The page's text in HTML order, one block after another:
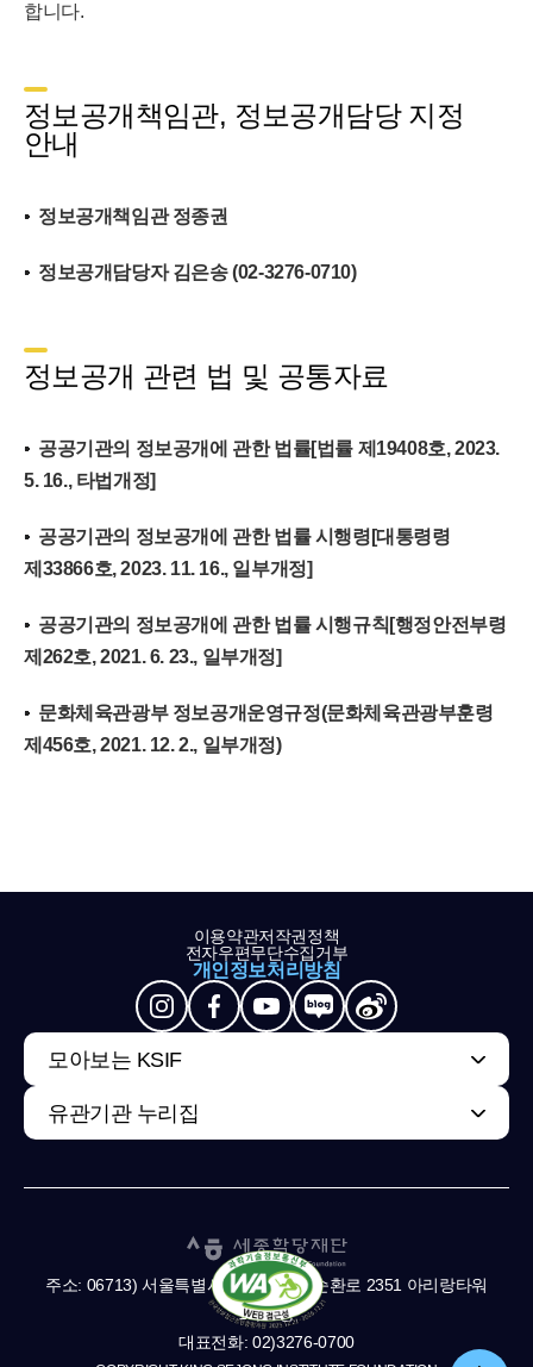
합니다.
정보공개책임관, 정보공개담당 지정
안내
정보공개책임관 정종권
정보공개담당자 김은송 (02-3276-0710)
정보공개 관련 법 및 공통자료
공공기관의 정보공개에 관한 법률[법률 제19408호, 2023.
5. 16., 타법개정]
공공기관의 정보공개에 관한 법률 시행령[대통령령
제33866호, 2023. 11. 16., 일부개정]
공공기관의 정보공개에 관한 법률 시행규칙[행정안전부령
제262호, 2021. 6. 23., 일부개정]
문화체육관광부 정보공개운영규정(문화체육관광부훈령
제456호, 2021. 12. 2., 일부개정)
이용약관저작권정책
전자우편무단수집거부
개인정보처리방침
모아보는 KSIF
유관기관 누리집
주소: 06713) 서울특별시 서초구 남부순환로 2351 아리랑타워
11,13층
대표전화: 02)3276-0700